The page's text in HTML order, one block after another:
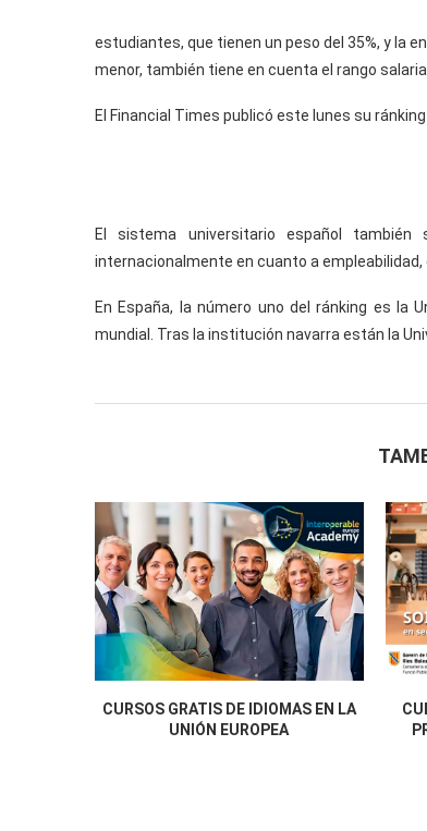
estudiantes, que tienen un peso del 35%, y la
menor, también tiene en cuenta el rango
El Financial Times publicó este lunes su
El sistema universitario español
internacionalmente en cuanto a empleabilidad,
En España, la número uno del ránking es la
mundial. Tras la institución navarra están la
CURSOS GRATIS DE IDIOMAS EN LA
UNIÓN EUROPEA